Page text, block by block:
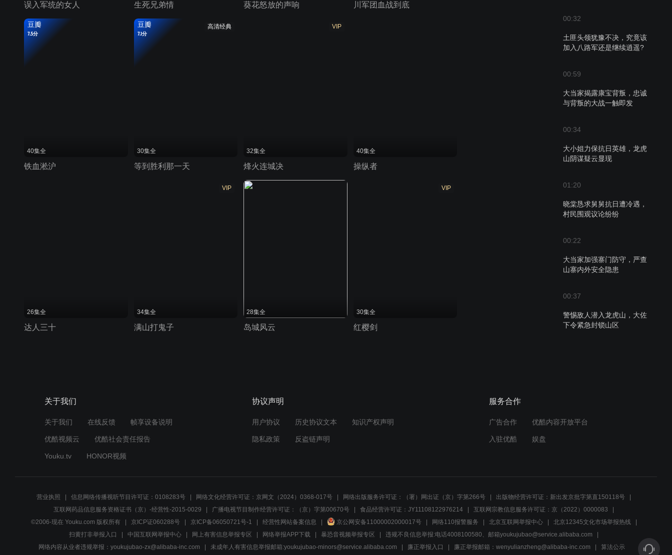
00:32
土匪头领犹豫不决，究竟该
加入八路军还是继续逍遥?
00:59
大当家揭露康宝背叛，忠诚
与背叛的大战一触即发
00:34
大小姐力保抗日英雄，龙虎
山阴谋疑云显现
01:20
晓棠恳求舅舅抗日遭冷遇，
村民围观议论纷纷
00:22
大当家加强寨门防守，严查
山寨内外安全隐患
00:37
警惕敌人潜入龙虎山，大佐
下令紧急封锁山区
二当家誓为死去兄弟复仇，
00:41
日本司令官与新机场工程师
刘继业的首次见面会
误入军统的女人 生死兄弟情 葵花怒放的声响 川军团血战到底
豆瓣
7.5分
40集全
铁血淞沪
高清经典
豆瓣
7.1分
30集全
等到胜利那一天
VIP
32集全
烽火连城决
40集全
操纵者
26集全
达人三十
VIP
34集全
满山打鬼子
28集全
岛城风云
VIP
30集全
红樱剑
关于我们
关于我们 在线反馈 帧享设备说明
优酷视频云 优酷社会责任报告
Youku.tv HONOR视频
协议声明
用户协议 历史协议文本 知识产权声明
隐私政策 反盗链声明
服务合作
广告合作 优酷内容开放平台
入驻优酷 娱盘
营业执照 信息网络传播视听节目许可证：0108283号 网络文化经营许可证：京网文（2024）0368-017号 网络出版服务许可证：（署）网出证（京）字第266号
出版物经营许可证：新出发京批字第直150118号
互联网药品信息服务资格证书（京）-经营性-2015-0029
广播电视节目制作经营许可证：（京）字第00670号 食品经营许可证：JY11108122976214
互联网宗教信息服务许可证：京（2022）0000083
©2006-现在 Youku.com 版权所有
京ICP证060288号 京ICP备06050721号-1 经营性网站备案信息 京公网安备11000002000017号 网络110报警服务 北京互联网举报中心
北京12345文化市场举报热线
扫黄打非举报入口
中国互联网举报中心 网上有害信息举报专区 网络举报APP下载 暴恐音视频举报专区
违规不良信息举报:电话4008100580、邮箱youkujubao@service.alibaba.com
网络内容从业者违规举报：youkujubao-zx@alibaba-inc.com
未成年人有害信息举报邮箱:youkujubao-minors@service.alibaba.com 廉正举报入口 廉正举报邮箱：wenyulianzheng@alibaba-inc.com 算法公示